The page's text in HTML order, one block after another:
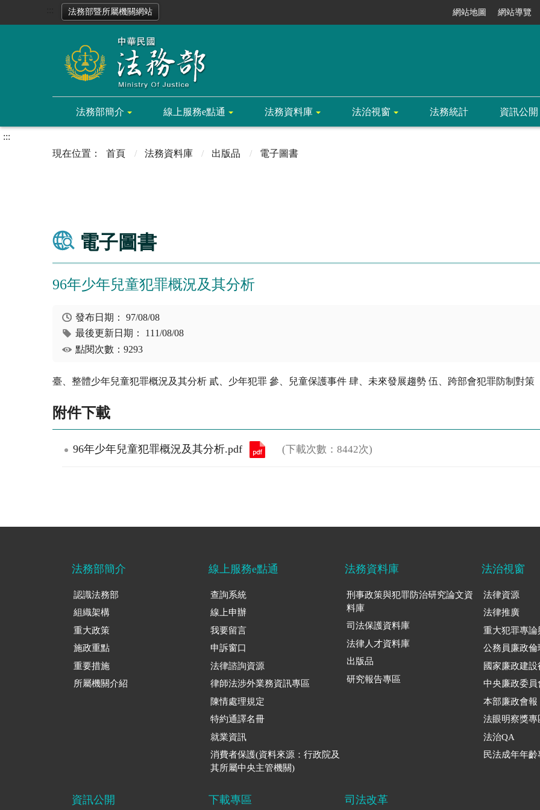
法務部暨所屬機關網站 網站地圖 網站導覽
法務部簡介 線上服務e點通 法務資料庫 法治視窗 法務統計 資訊公開
:::
首頁
法務資料庫 出版品 電子圖書
電子圖書
96年少年兒童犯罪概況及其分析
發布日期：97/08/08
最後更新日期： 111/08/08
點閱次數：9293
臺、整體少年兒童犯罪概況及其分析 貳、少年犯罪 參、兒童保護事件 肆、未來發展趨勢 伍、跨部會犯罪防制對策
附件下載
96年少年兒童犯罪概況及其分析.pdf (下載次數：8442次)
法務部簡介
認識法務部
組織架構
重大政策
施政重點
重要措施
所屬機關介紹
線上服務e點通
查詢系統
線上申辦
我要留言
申訴窗口
法律諮詢資源
律師法涉外業務資訊專區
陳情處理規定
特約通譯名冊
就業資訊
消費者保護(資料來源：行政院及
其所屬中央主管機關)
法務資料庫
刑事政策與犯罪防治研究論文資
料庫
司法保護資料庫
法律人才資料庫
出版品
研究報告專區
法治視窗
法律資源
法律推廣
重大犯罪專論
公務員廉政倫
國家廉政建設
中央廉政委員
本部廉政會報
法眼明察獎專
法治QA
民法成年年齡
資訊公開 下載專區 司法改革